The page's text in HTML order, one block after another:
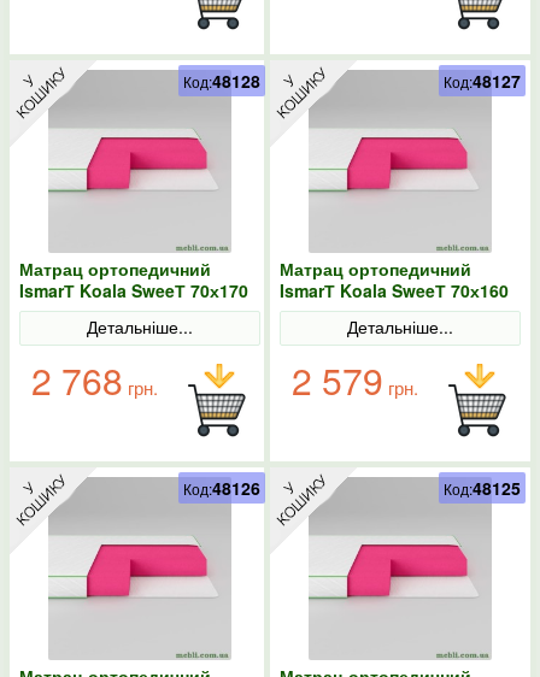
Матрац ортопедичний
IsmarТ Koala SweeТ 70х170
безпружинний
Детальніше...
2 768 грн.
Код:48128
Матрац ортопедичний
IsmarТ Koala SweeТ 70х160
безпружинний
Детальніше...
2 579 грн.
Код:48127
Код:48126 Код:48125